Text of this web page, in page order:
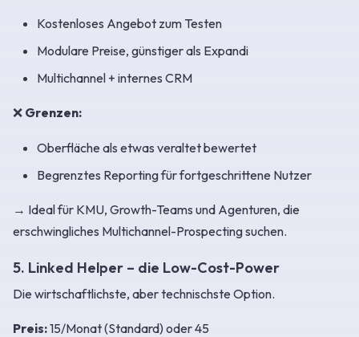
Kostenloses Angebot zum Testen
Modulare Preise, günstiger als Expandi
Multichannel + internes CRM
❌ Grenzen:
Oberfläche als etwas veraltet bewertet
Begrenztes Reporting für fortgeschrittene Nutzer
→ Ideal für KMU, Growth-Teams und Agenturen, die
erschwingliches Multichannel-Prospecting suchen.
5. Linked Helper – die Low-Cost-Power
Die wirtschaftlichste, aber technischste Option.
Preis:15/Monat (Standard) oder 45